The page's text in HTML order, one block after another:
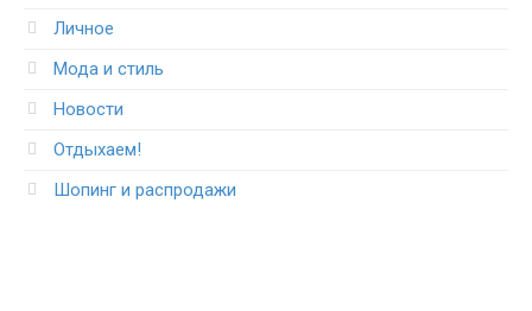
Личное
Мода и стиль
Новости
Отдыхаем!
Шопинг и распродажи